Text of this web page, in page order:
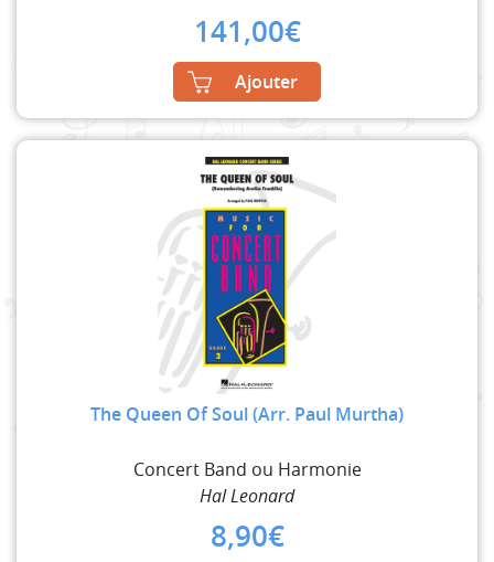
141,00€
Ajouter
The Queen Of Soul (Arr. Paul Murtha)
Concert Band ou Harmonie
Hal Leonard
8,90€